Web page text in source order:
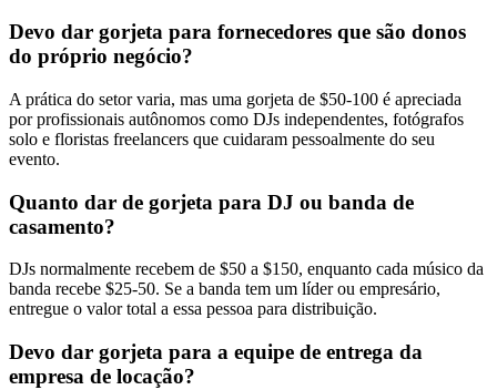
Devo dar gorjeta para fornecedores que são donos
do próprio negócio?
A prática do setor varia, mas uma gorjeta de $50-100 é apreciada
por profissionais autônomos como DJs independentes, fotógrafos
solo e floristas freelancers que cuidaram pessoalmente do seu
evento.
Quanto dar de gorjeta para DJ ou banda de
casamento?
DJs normalmente recebem de $50 a $150, enquanto cada músico da
banda recebe $25-50. Se a banda tem um líder ou empresário,
entregue o valor total a essa pessoa para distribuição.
Devo dar gorjeta para a equipe de entrega da
empresa de locação?